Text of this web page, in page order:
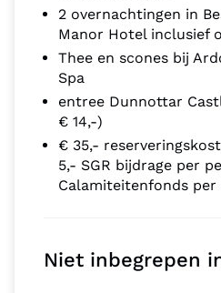
2 overnachtingen in
Manor Hotel inclusief
Thee en scones bij
Spa
entree Dunnottar
€ 14,-)
€ 35,-
5,- SGR bijdrage per
Calamiteitenfonds per
Niet inbegrepen